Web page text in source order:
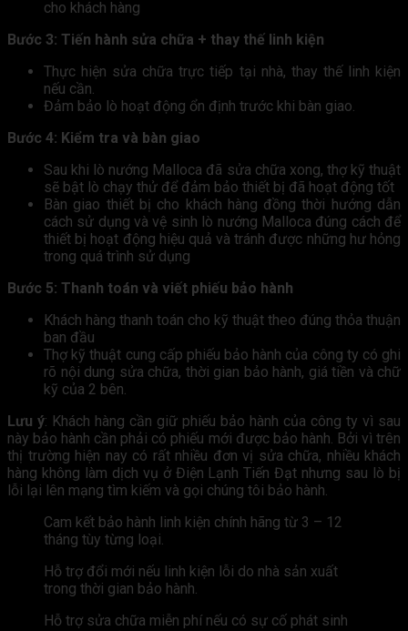
cho khách hàng
Bước 3: Tiến hành sửa chữa + thay thế linh kiện
Thực hiện sửa chữa trực tiếp tại nhà, thay thế linh kiện
nếu cần.
Đảm bảo lò hoạt động ổn định trước khi bàn giao.
Bước 4: Kiểm tra và bàn giao
Sau khi lò nướng Malloca đã sửa chữa xong, thợ kỹ thuật
sẽ bật lò chạy thử để đảm bảo thiết bị đã hoạt động tốt
Bàn giao thiết bị cho khách hàng đồng thời hướng dẫn
cách sử dụng và vệ sinh lò nướng Malloca đúng cách để
thiết bị hoạt động hiệu quả và tránh được những hư hỏng
trong quá trình sử dụng
Bước 5: Thanh toán và viết phiếu bảo hành
Khách hàng thanh toán cho kỹ thuật theo đúng thỏa thuận
ban đầu
Thợ kỹ thuật cung cấp phiếu bảo hành của công ty có ghi
rõ nội dung sửa chữa, thời gian bảo hành, giá tiền và chữ
kỹ của 2 bên.
Lưu ý: Khách hàng cần giữ phiếu bảo hành của công ty vì sau
này bảo hành cần phải có phiếu mới được bảo hành. Bởi vì trên
thị trường hiện nay có rất nhiều đơn vị sửa chữa, nhiều khách
hàng không làm dịch vụ ở Điện Lạnh Tiến Đạt nhưng sau lò bị
lỗi lại lên mạng tìm kiếm và gọi chúng tôi bảo hành.
Cam kết bảo hành linh kiện chính hãng từ 3 – 12
tháng tùy từng loại.
Hỗ trợ đổi mới nếu linh kiện lỗi do nhà sản xuất
trong thời gian bảo hành.
Hỗ trợ sửa chữa miễn phí nếu có sự cố phát sinh